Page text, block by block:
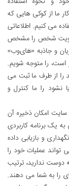
ما از کوکی هایی که
می کنیم. اطلاعاتی
هویت شخص را مشخص
و جاذبه «های‌وب»
است، را متوجه شویم.
را از طرف ما ثبت می
نشود را ما کنترل و
امکان ذخیره آن
یک برنامه کاربردی
و بازیابی داده
تواند عملیات خود را
دوست ندارید، ترتیب
را به شما می دهند.